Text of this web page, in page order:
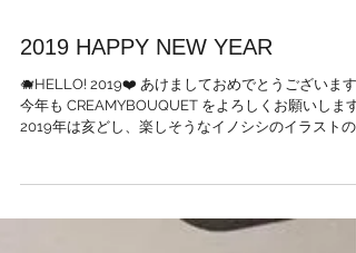
2019 HAPPY NEW YEAR
🐗HELLO! 2019❤️ あけましておめでとうございます🎉
賀状にしてみました。